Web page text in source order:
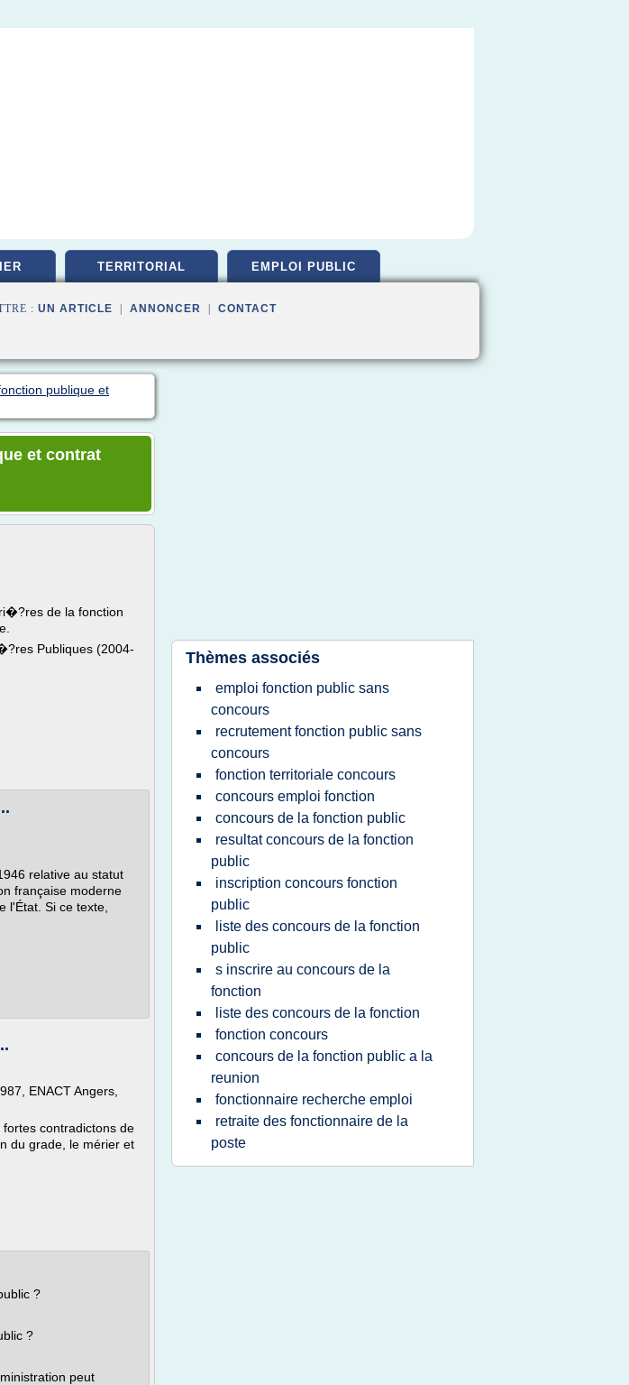
TERRITORIAL EMPLOI PUBLIC
: UN ARTICLE ANNONCER CONTACT
publique et
et contrat
de la fonction
Publiques (2004-
relative au statut
française moderne
l'État. Si ce texte,
ENACT Angers,
contradictons de
du grade, le mérier et
?
?
peut
Thèmes associés
emploi fonction public sans
concours
recrutement fonction public sans
concours
fonction territoriale concours
concours emploi fonction
concours de la fonction public
resultat concours de la fonction
public
inscription concours fonction
public
liste des concours de la fonction
public
s inscrire au concours de la
fonction
liste des concours de la fonction
fonction concours
concours de la fonction public a la
reunion
fonctionnaire recherche emploi
retraite des fonctionnaire de la
poste